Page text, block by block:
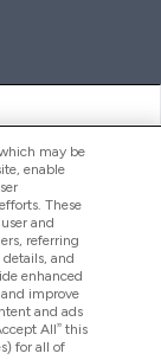
may be
enable
These
and
referring
and
enhanced
improve
and ads
All” this
for all of